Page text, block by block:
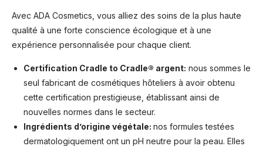
Avec ADA Cosmetics, vous alliez des soins de la plus haute
qualité à une forte conscience écologique et à une
expérience personnalisée pour chaque client.
Certification Cradle to Cradle® argent: nous sommes le
seul fabricant de cosmétiques hôteliers à avoir obtenu
cette certification prestigieuse, établissant ainsi de
nouvelles normes dans le secteur.
Ingrédients d’origine végétale: nos formules testées
dermatologiquement ont un pH neutre pour la peau. Elles